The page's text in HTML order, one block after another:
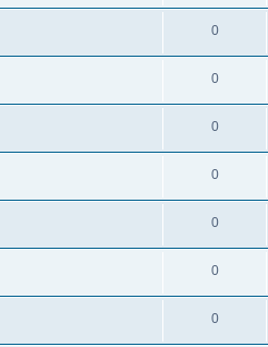
0
0
0
0
0
0
0